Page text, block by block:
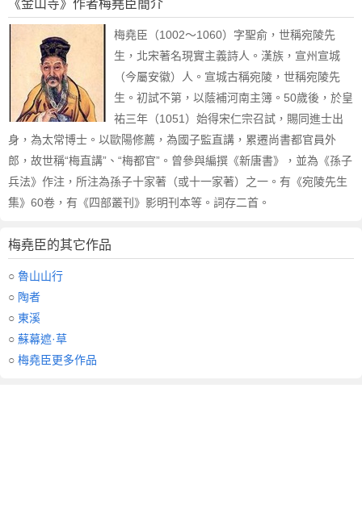
《金山寺》作者梅堯臣簡介
梅堯臣（1002～1060）字聖俞，世稱宛陵先
生，北宋著名現實主義詩人。漢族，宣州宣城
（今屬安徽）人。宣城古稱宛陵，世稱宛陵先
生。初試不第，以蔭補河南主簿。50歲後，於皇
祐三年（1051）始得宋仁宗召試，賜同進士出
身，為太常博士。以歐陽修薦，為國子監直講，累遷尚書都官員外
郎，故世稱“梅直講”、“梅都官”。曾參與編撰《新唐書》，並為《孫子
兵法》作注，所注為孫子十家著（或十一家著）之一。有《宛陵先生
集》60卷，有《四部叢刊》影明刊本等。詞存二首。
梅堯臣的其它作品
○ 魯山山行
○ 陶者
○ 東溪
○ 蘇幕遮·草
○ 梅堯臣更多作品